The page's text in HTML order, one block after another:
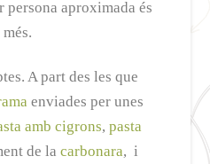
persona aproximada és
A part des les que
enviades per unes
amb cigrons,pasta
de lacarbonara, i